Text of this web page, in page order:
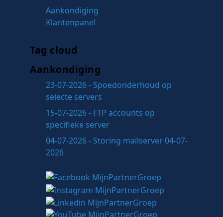
Aankondiging
Klantenpanel
Tag cloud
Aankondiging
23-07-2026 - Spoedonderhoud op
selecte servers
15-07-2026 - FTP accounts op
specifieke server
04-07-2026 - Storing mailserver 04-07-
2026